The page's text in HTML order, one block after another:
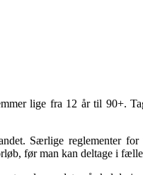
lige fra 12 år til 90+.
Særlige reglementer
før man kan deltage i